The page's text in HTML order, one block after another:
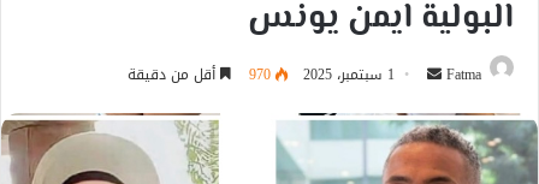
البولية ايمن يونس
Fatma
أرسل
إلكترونيا
1 سبتمبر، 2025 970 أقل من دقيقة